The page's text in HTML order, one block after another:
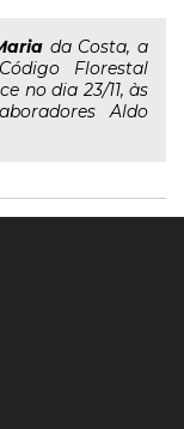
da Costa, a
Florestal
no dia 23/11, às
Aldo